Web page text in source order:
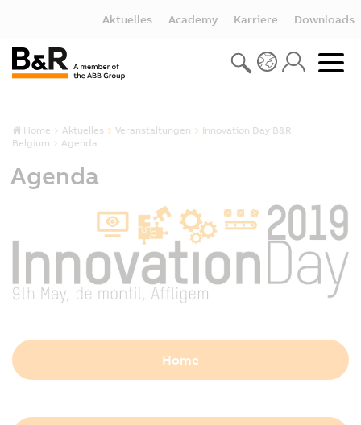
Aktuelles Academy Karriere Downloads
Home Aktuelles Veranstaltungen
Innovation Day B&R
Belgium
Agenda
Agenda
Home